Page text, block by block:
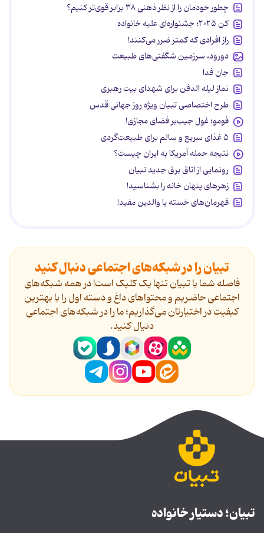
چطور خودمان را از نظر ذهنی ۳۸ برابر قوی‌تر کنیم؟
کن ۲۰۲۵؛ جشنواره‌ای علیه خانواده
راز افرادی که کمتر ضرر می‌کنند!
دورود، سرزمین شگفتی‌های طبیعت
جان فدا
نماز لیله الدفن برای شهدای بیت رهبری
طرح اختصاصی تبیان ویژه روز جهانی قدس
فومو؛ غول جیب‌بر فضای مجازی!
۵ غذای سریع و سالم برای طبیعت‌گردی
نتیجه حمله آمریکا به ایران چیست؟
رونمایی از اتاق برق جدید تبیان
زهرهای پنهان خانه را بشناسید!
قهرمان‌های خسته یا والدین مفید!
تبیان را در شبکه‌های اجتماعی دنبال کنید
فاصله شما با تبیان تنها یک کلیک است! در همه شبکه‌های
اجتماعی حاضریم و محتواهای داغ و دسته اول را با بهترین
کیفیت در اختیارتان می‌گذاریم؛ ما را در شبکه‌های اجتماعی
دنیال کنید.
تبیان؛ دستیار خانواده